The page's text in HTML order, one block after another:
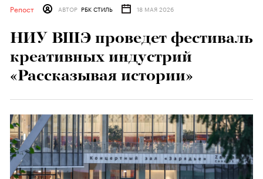
Репост АВТОР РБК СТИЛЬ 18 МАЯ 2026
НИУ ВШЭ проведет фестиваль
креативных индустрий
«Рассказывая истории»